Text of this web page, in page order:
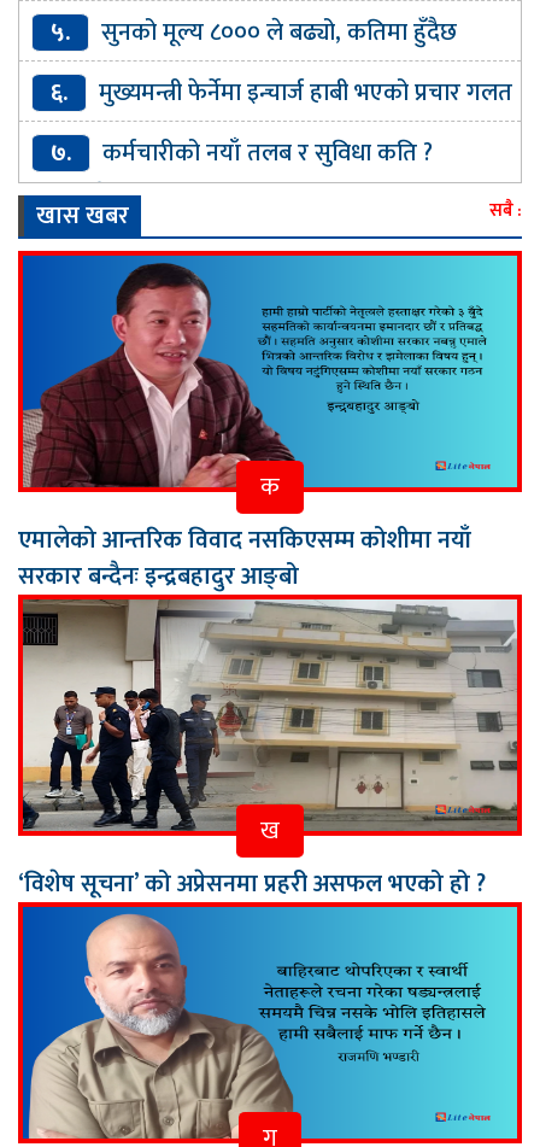
५.
सुनको मूल्य ८००० ले बढ्यो, कतिमा हुँदैछ
कारोबार ?
६.
मुख्यमन्त्री फेर्नेमा इन्चार्ज हाबी भएको प्रचार गलत
: शेरधन राई
७.
कर्मचारीको नयाँ तलब र सुविधा कति ?
मन्त्रालयले पठायो पत्र (पत्रसहित)
खास खबर सबै :
क
एमालेको आन्तरिक विवाद नसकिएसम्म कोशीमा नयाँ
सरकार बन्दैनः इन्द्रबहादुर आङ्बो
ख
‘विशेष सूचना’ को अप्रेसनमा प्रहरी असफल भएको हो ?
ग